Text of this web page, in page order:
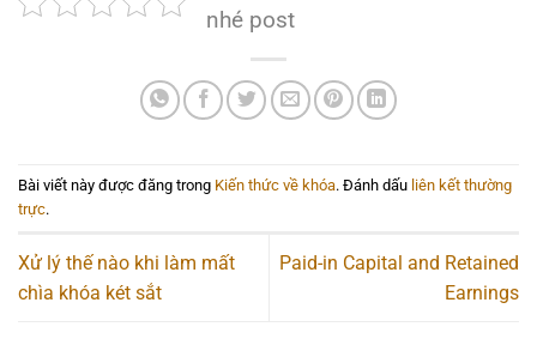
nhé post
Bài viết này được đăng trong Kiến thức về khóa. Đánh dấu liên kết thường
trực.
Xử lý thế nào khi làm mất
chìa khóa két sắt
Paid-in Capital and Retained
Earnings